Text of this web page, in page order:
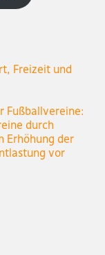
Freizeit und
Fußballvereine:
durch
Erhöhung der
vor